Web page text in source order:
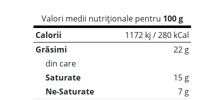
Valori medii nutriționale pentru 100 g
Calorii
1172 kj / 280 kCal
Grăsimi
22 g
din care
Saturate
15 g
Ne-Saturate
7 g